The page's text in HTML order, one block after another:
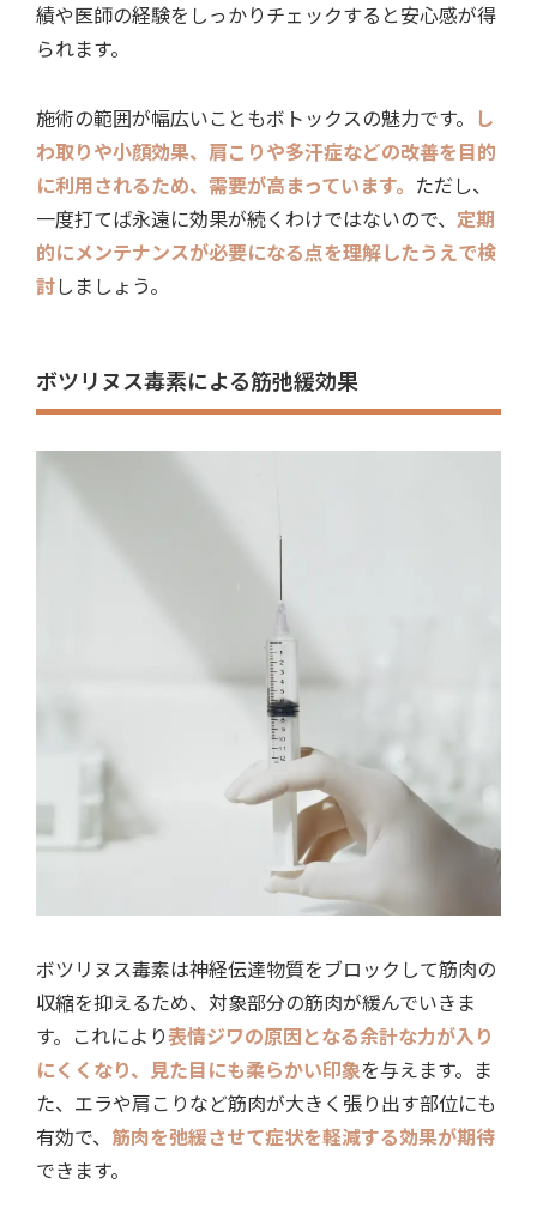
績や医師の経験をしっかりチェックすると安心感が得
られます。
施術の範囲が幅広いこともボトックスの魅力です。 し
わ取りや小顔効果、肩こりや多汗症などの改善を目的
に利用されるため、需要が高まっています。 ただし、
一度打てば永遠に効果が続くわけではないので、 定期
的にメンテナンスが必要になる点を理解したうえで検
討しましょう。
ボツリヌス毒素による筋弛緩効果
ボツリヌス毒素は神経伝達物質をブロックして筋肉の
収縮を抑えるため、対象部分の筋肉が緩んでいきま
す。これにより表情ジワの原因となる余計な力が入り
にくくなり、見た目にも柔らかい印象を与えます。ま
た、エラや肩こりなど筋肉が大きく張り出す部位にも
有効で、 筋肉を弛緩させて症状を軽減する効果が期待
できます。